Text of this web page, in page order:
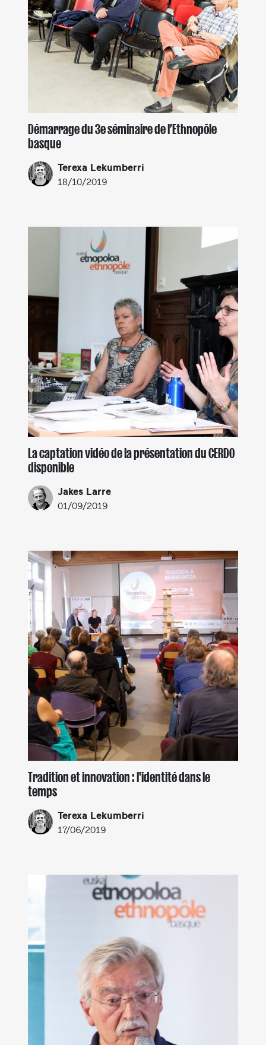
Démarrage du 3e séminaire de l’Ethnopôle
basque
Terexa Lekumberri
18/10/2019
La captation vidéo de la présentation du CERDO
disponible
Jakes Larre
01/09/2019
Tradition et innovation : l'identité dans le
temps
Terexa Lekumberri
17/06/2019